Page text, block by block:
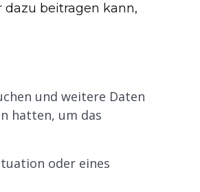
dazu beitragen kann,
und weitere Daten
hatten, um das
oder eines